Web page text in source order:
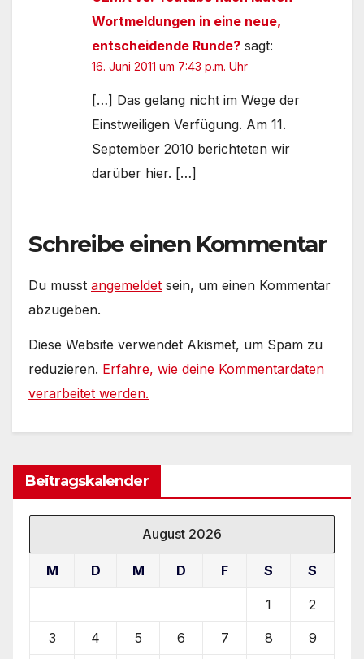
Wortmeldungen in eine neue,
entscheidende Runde? sagt:
16. Juni 2011 um 7:43 p.m. Uhr
[…] Das gelang nicht im Wege der
Einstweiligen Verfügung. Am 11.
September 2010 berichteten wir
darüber hier. […]
Schreibe einen Kommentar
Du musst angemeldet sein, um einen Kommentar
abzugeben.
Diese Website verwendet Akismet, um Spam zu
reduzieren. Erfahre, wie deine Kommentardaten
verarbeitet werden.
Beitragskalender
August 2026
M D M D F S S
1 2
3 4 5 6 7 8 9